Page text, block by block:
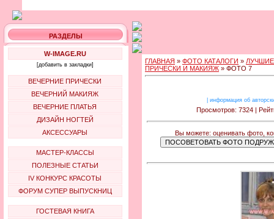
РАЗДЕЛЫ
W-IMAGE.RU
[добавить в закладки]
ВЕЧЕРНИЕ ПРИЧЕСКИ
ВЕЧЕРНИЙ МАКИЯЖ
ВЕЧЕРНИЕ ПЛАТЬЯ
ДИЗАЙН НОГТЕЙ
АКСЕССУАРЫ
МАСТЕР-КЛАССЫ
ПОЛЕЗНЫЕ СТАТЬИ
IV КОНКУРС КРАСОТЫ
ФОРУМ СУПЕР ВЫПУСКНИЦ
ГОСТЕВАЯ КНИГА
ГЛАВНАЯ » ФОТО КАТАЛОГИ »
ПРИЧЕСКИ И МАКИЯЖ » ФОТО 7
информация об
Просмотров: 7324 |
Вы можете: оценивать фото,